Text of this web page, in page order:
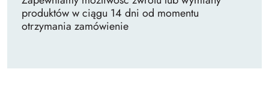
produktów w ciągu 14 dni od momentu
otrzymania zamówienie